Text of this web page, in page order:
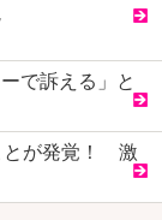
で訴える」と
とが発覚！ 激